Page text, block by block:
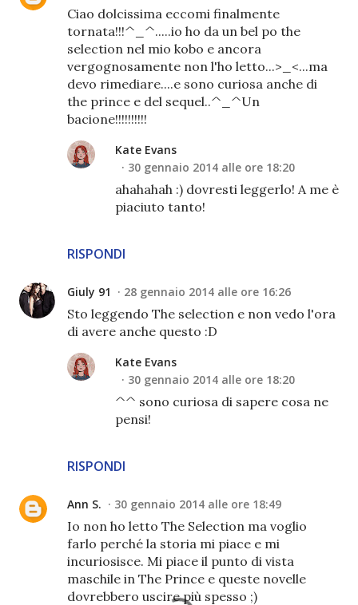
Ciao dolcissima eccomi finalmente
tornata!!!^_^.....io ho da un bel po the
selection nel mio kobo e ancora
vergognosamente non l'ho letto...>_<...ma
devo rimediare....e sono curiosa anche di
the prince e del sequel..^_^Un
bacione!!!!!!!!!!
RISPONDI
Kate Evans
30 gennaio 2014 alle ore 18:20
ahahahah :) dovresti leggerlo! A me è
piaciuto tanto!
Giuly 91 28 gennaio 2014 alle ore 16:26
Sto leggendo The selection e non vedo l'ora
di avere anche questo :D
RISPONDI
Kate Evans
30 gennaio 2014 alle ore 18:20
^^ sono curiosa di sapere cosa ne
pensi!
Ann S. 30 gennaio 2014 alle ore 18:49
Io non ho letto The Selection ma voglio
farlo perché la storia mi piace e mi
incuriosisce. Mi piace il punto di vista
maschile in The Prince e queste novelle
dovrebbero uscire più spesso ;)